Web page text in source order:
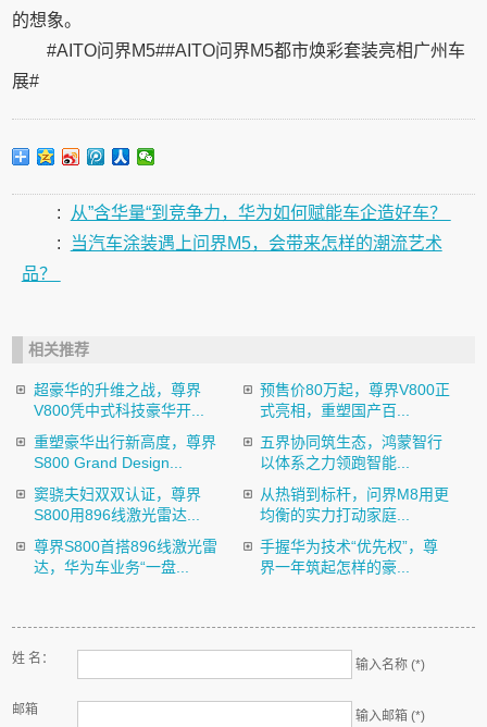
的想象。
#AITO问界M5##AITO问界M5都市焕彩套装亮相广州车
展#
:
从”含华量“到竞争力，华为如何赋能车企造好车？
:
当汽车涂装遇上问界M5，会带来怎样的潮流艺术
品？
相关推荐
超豪华的升维之战，尊界
V800凭中式科技豪华开...
预售价80万起，尊界V800正
式亮相，重塑国产百...
重塑豪华出行新高度，尊界
S800 Grand Design...
五界协同筑生态，鸿蒙智行
以体系之力领跑智能...
窦骁夫妇双双认证，尊界
S800用896线激光雷达...
从热销到标杆，问界M8用更
均衡的实力打动家庭...
尊界S800首搭896线激光雷
达，华为车业务“一盘...
手握华为技术“优先权”，尊
界一年筑起怎样的豪...
姓 名： 输入名称 (*)
邮箱 输入邮箱 (*)